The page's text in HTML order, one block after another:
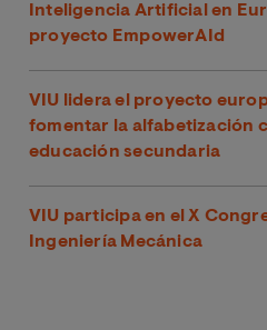
Inteligencia Artificial en
proyecto EmpowerAId
VIU lidera el proyecto
fomentar la alfabetización
educación secundaria
VIU participa en el X
Ingeniería Mecánica